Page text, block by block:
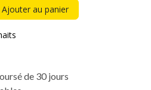
Ajouter au panier
de 30 jours